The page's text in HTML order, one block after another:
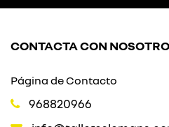
CONTACTA CON
Página de Contacto
968820966